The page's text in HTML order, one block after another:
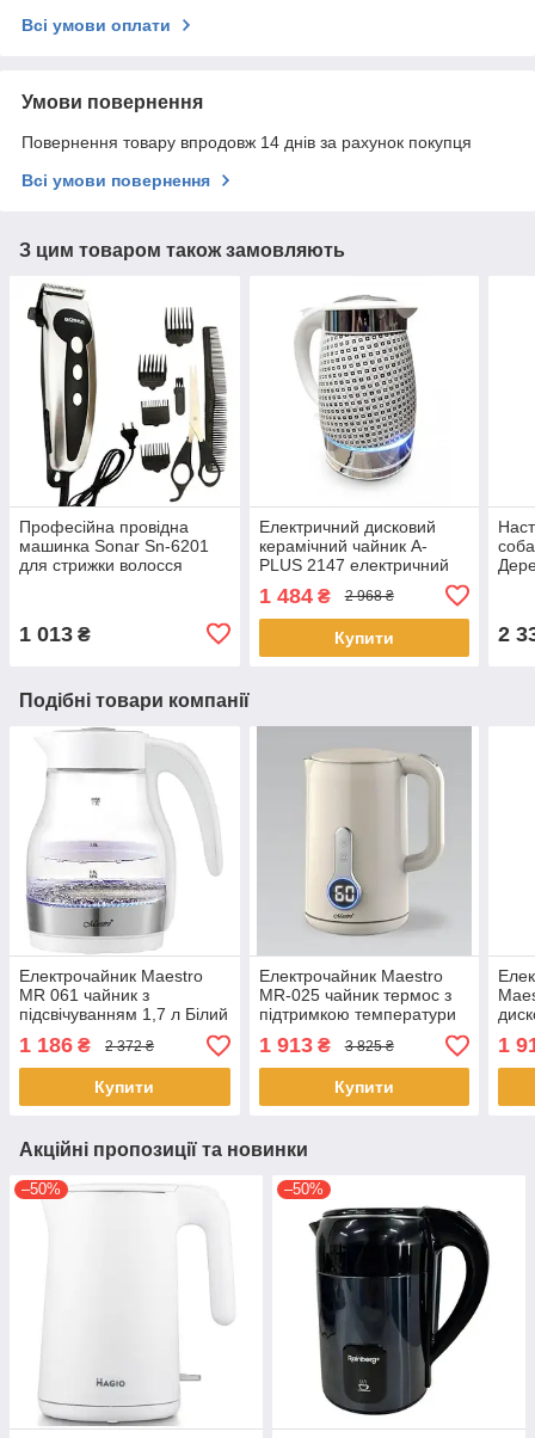
Всі умови оплати
Умови повернення
Повернення товару впродовж 14 днів за рахунок покупця
Всі умови повернення
З цим товаром також замовляють
Професійна провідна
машинка Sonar Sn-6201
для стрижки волосся
1 013 ₴
Електричний дисковий
керамічний чайник A-
PLUS 2147 електричний
1 484₴ 2 968 ₴
Купити 2
Подібні товари компанії
Електрочайник Maestro
MR 061 чайник з
підсвічуванням 1,7 л Білий
2000 Вт.
1 186 ₴ 2 372 ₴
Купити
Електрочайник Maestro
MR-025 чайник термос з
підтримкою температури
1,7 л 2200 Вт Слонова
кістка
1 913₴ 3 825 ₴
Купити
1
Акційні пропозиції та новинки
–50% –50%